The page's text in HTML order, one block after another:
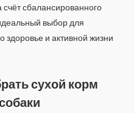
сбалансированного
выбор для
здоровье и активной жизни
сухой корм